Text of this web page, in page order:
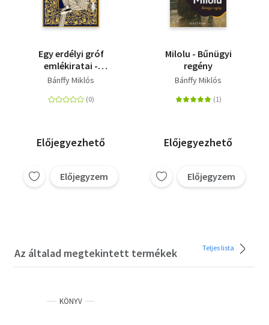
Egy erdélyi gróf
emlékiratai -
Emlékeimből -
Bánffy Miklós
Előjegyezhető
Előjegyzem
Milolu - Bűnügyi
regény
Bánffy Miklós
Előjegyezhető
Előjegyzem
Az általad megtekintett termékek Teljes lista
KÖNYV